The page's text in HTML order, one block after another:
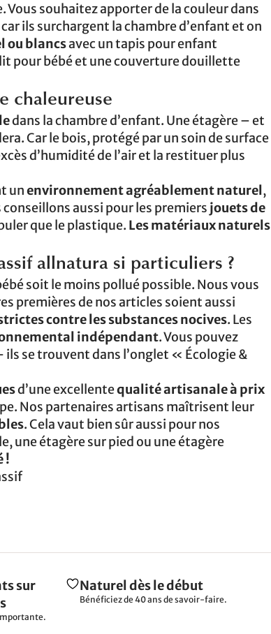
souhaitez apporter de la couleur dans
ils surchargent la chambre d’enfant et on
ou blancsavec un tapis pour enfant
pour bébé et une couverture douillette
chaleureuse
dans la chambre d’enfant. Une étagère – et
Car le bois, protégé par un soin de surface
d’humidité de l’air et la restituer plus
unenvironnement agréablement naturel,
conseillons aussi pour les premiers jouets de
que le plastique. Les matériaux naturels
allnatura si particuliers ?
soit le moins pollué possible. Nous vous
premières de nos articles soient aussi
contre les substances nocives. Les
indépendant. Vous pouvez
se trouvent dans l’onglet « Écologie &
d’une excellentequalité artisanale à prix
Nos partenaires artisans maîtrisent leur
. Cela vaut bien sûr aussi pour nos
une étagère sur pied ou une étagère
!
sur
Naturel dès le début
Bénéficiez de 40 ans de savoir-faire.